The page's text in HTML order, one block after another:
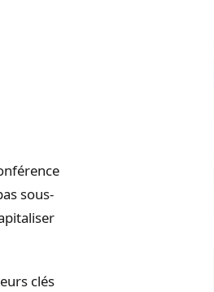
sous-
clés